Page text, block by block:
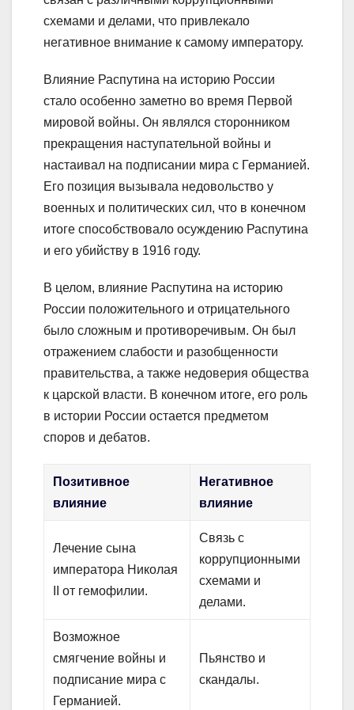
схемами и делами, что привлекало
негативное внимание к самому императору.
Влияние Распутина на историю России
стало особенно заметно во время Первой
мировой войны. Он являлся сторонником
прекращения наступательной войны и
настаивал на подписании мира с Германией.
Его позиция вызывала недовольство у
военных и политических сил, что в конечном
итоге способствовало осуждению Распутина
и его убийству в 1916 году.
В целом, влияние Распутина на историю
России положительного и отрицательного
было сложным и противоречивым. Он был
отражением слабости и разобщенности
правительства, а также недоверия общества
к царской власти. В конечном итоге, его роль
в истории России остается предметом
споров и дебатов.
Позитивное
влияние
Негативное
влияние
Лечение сына
императора Николая
II от гемофилии.
Связь с
коррупционными
схемами и
делами.
Возможное
смягчение войны и
подписание мира с
Германией.
Пьянство и
скандалы.